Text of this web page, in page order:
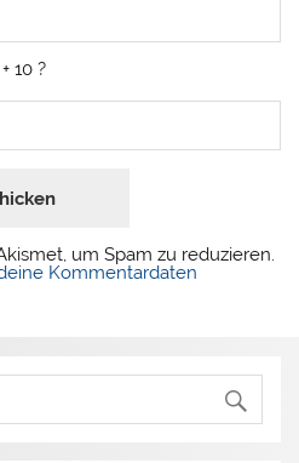
10 ?
um Spam zu reduzieren.
Kommentardaten